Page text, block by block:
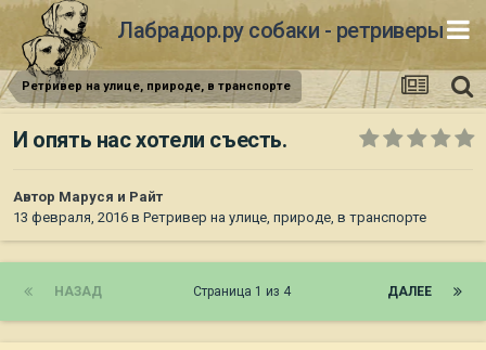
Лабрадор.ру собаки - ретриверы
Ретривер на улице, природе, в транспорте
И опять нас хотели съесть.
Автор Маруся и Райт
13 февраля, 2016 в Ретривер на улице, природе, в транспорте
НАЗАД ДАЛЕЕ
Страница 1 из 4